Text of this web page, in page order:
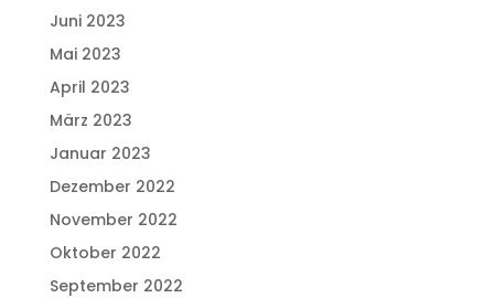
Juni 2023
Mai 2023
April 2023
März 2023
Januar 2023
Dezember 2022
November 2022
Oktober 2022
September 2022